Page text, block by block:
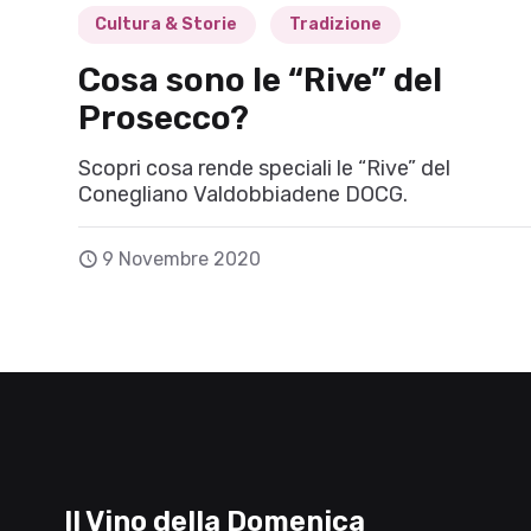
Cultura & Storie Tradizione
Cosa sono le “Rive” del
Prosecco?
Scopri cosa rende speciali le “Rive” del
Conegliano Valdobbiadene DOCG.
9 Novembre 2020
Il Vino della Domenica